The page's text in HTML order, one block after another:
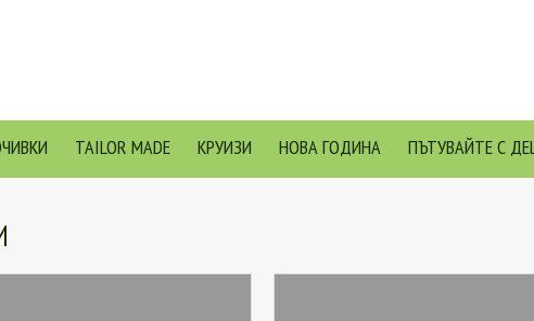
TAILOR MADE КРУИЗИ НОВА ГОДИНА ПЪТУВАЙТЕ С